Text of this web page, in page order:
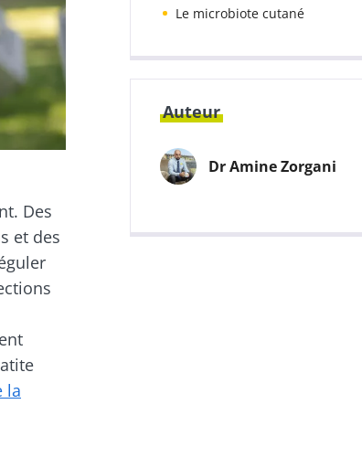
Des
et des
la
Le microbiote cutané
Auteur
Dr Amine Zorgani